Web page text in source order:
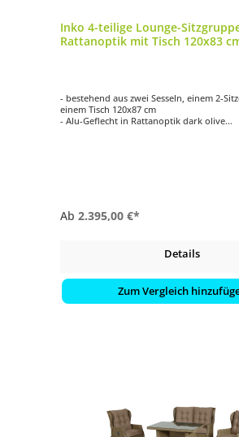
Inko 4-teilige Lounge-
Rattanoptik mit Tisch 120x83
- bestehend aus zwei Sesseln, einem 2-
einem Tisch 120x87 cm
- Alu-Geflecht in Rattanoptik dark olive
Ab 2.395,00 €*
Details
Zum Vergleich